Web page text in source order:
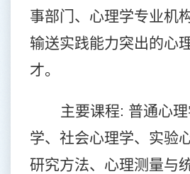
事部门、心理学专业机
输送实践能力突出的心
才。
主要课程: 普通心
学、社会心理学、实验
研究方法、心理测量与